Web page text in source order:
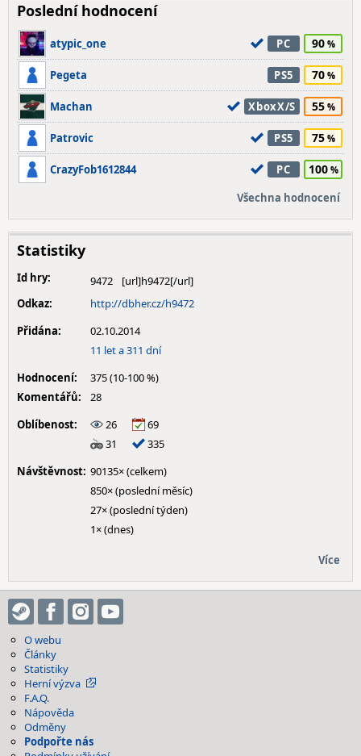
Poslední hodnocení
atypic_one PC 90
Pegeta PS5 70
Machan XboxX/S 55
Patrovic PS5 75
CrazyFob1612844 PC 100
Všechna hodnocení
Statistiky
Id hry:
9472
Odkaz:
http://dbher.cz/h9472
Přidána:
02.10.2014
11 let a 311 dní
Hodnocení:
375 (10-100 %)
Komentářů:
28
Oblíbenost:
26
69
31
335
Návštěvnost: 90135× (celkem)
850× (poslední měsíc)
27× (poslední týden)
1× (dnes)
Více
O webu
Články
Statistiky
Herní výzva
F.A.Q.
Nápověda
Odměny
Podpořte nás